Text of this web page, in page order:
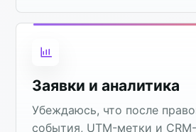
Заявки и аналитика
Убеждаюсь, что после
события, UTM-метки и